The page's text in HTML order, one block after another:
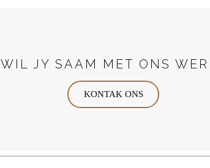
WIL JY SAAM MET ONS
KONTAK ONS